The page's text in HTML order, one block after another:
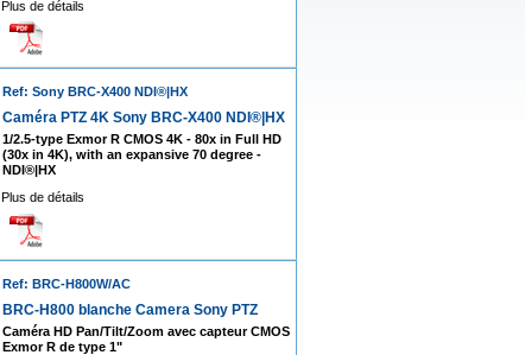
Plus de détails
Ref: Sony BRC-X400 NDI®|HX
Caméra PTZ 4K Sony BRC-X400 NDI®|HX
1/2.5-type Exmor R CMOS 4K - 80x in Full HD
(30x in 4K), with an expansive 70 degree -
NDI®|HX
Plus de détails
Ref: BRC-H800W/AC
BRC-H800 blanche Camera Sony PTZ
Caméra HD Pan/Tilt/Zoom avec capteur CMOS
Exmor R de type 1"